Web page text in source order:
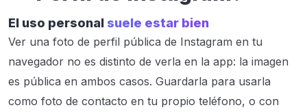
El uso personal suele estar bien
Ver una foto de perfil pública de Instagram en tu
navegador no es distinto de verla en la app: la imagen
es pública en ambos casos. Guardarla para usarla
como foto de contacto en tu propio teléfono, o con